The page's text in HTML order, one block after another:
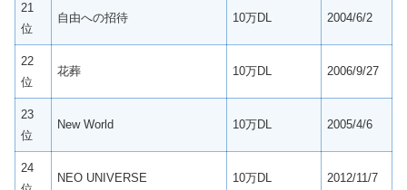
21
位
自由への招待 10万DL 2004/6/2
22
位
花葬 10万DL 2006/9/27
23
位
New World 10万DL 2005/4/6
24
NEO UNIVERSE 10万DL 2012/11/7